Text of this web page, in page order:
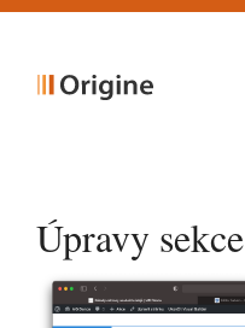
Úpravy sekce